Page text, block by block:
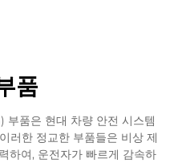
품
품은 현대 차량 안전 시스템
러한 정교한 부품들은 비상 제
하여, 운전자가 빠르게 감속하